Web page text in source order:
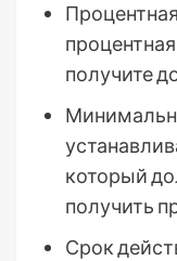
получите
который
получить
Срок